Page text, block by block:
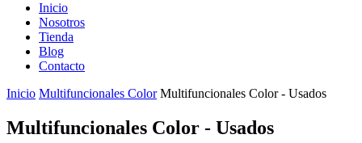
Inicio
Nosotros
Tienda
Blog
Contacto
Inicio Multifuncionales Color Multifuncionales Color - Usados
Multifuncionales Color - Usados